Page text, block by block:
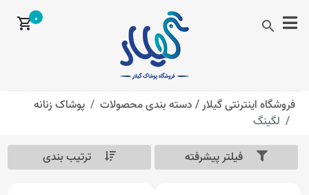
search
shopping_cart0
فروشگاه اینترنتی گیلار /دسته بندی محصولات
پوشاک زنانه
لگینگ
فیلتر پیشرفته
ترتیب بندی